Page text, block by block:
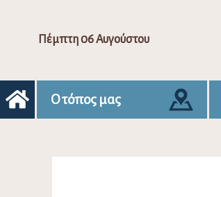
Πέμπτη 06 Αυγούστου
Ο τόπος μας